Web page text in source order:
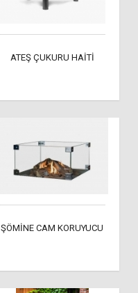
ATEŞ ÇUKURU HAİTİ
ŞÖMİNE CAM KORUYUCU